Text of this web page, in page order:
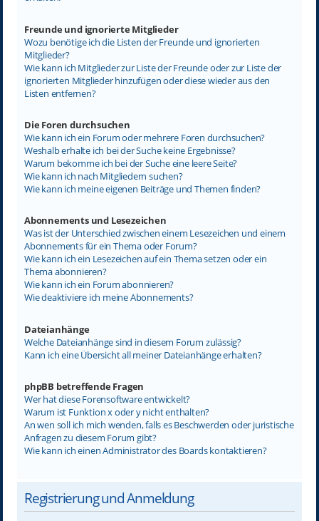
Freunde und ignorierte Mitglieder
Wozu benötige ich die Listen der Freunde und ignorierten
Mitglieder?
Wie kann ich Mitglieder zur Liste der Freunde oder zur Liste der
ignorierten Mitglieder hinzufügen oder diese wieder aus den
Listen entfernen?
Die Foren durchsuchen
Wie kann ich ein Forum oder mehrere Foren durchsuchen?
Weshalb erhalte ich bei der Suche keine Ergebnisse?
Warum bekomme ich bei der Suche eine leere Seite?
Wie kann ich nach Mitgliedern suchen?
Wie kann ich meine eigenen Beiträge und Themen finden?
Abonnements und Lesezeichen
Was ist der Unterschied zwischen einem Lesezeichen und einem
Abonnements für ein Thema oder Forum?
Wie kann ich ein Lesezeichen auf ein Thema setzen oder ein
Thema abonnieren?
Wie kann ich ein Forum abonnieren?
Wie deaktiviere ich meine Abonnements?
Dateianhänge
Welche Dateianhänge sind in diesem Forum zulässig?
Kann ich eine Übersicht all meiner Dateianhänge erhalten?
phpBB betreffende Fragen
Wer hat diese Forensoftware entwickelt?
Warum ist Funktion x oder y nicht enthalten?
An wen soll ich mich wenden, falls es Beschwerden oder juristische
Anfragen zu diesem Forum gibt?
Wie kann ich einen Administrator des Boards kontaktieren?
Registrierung und Anmeldung